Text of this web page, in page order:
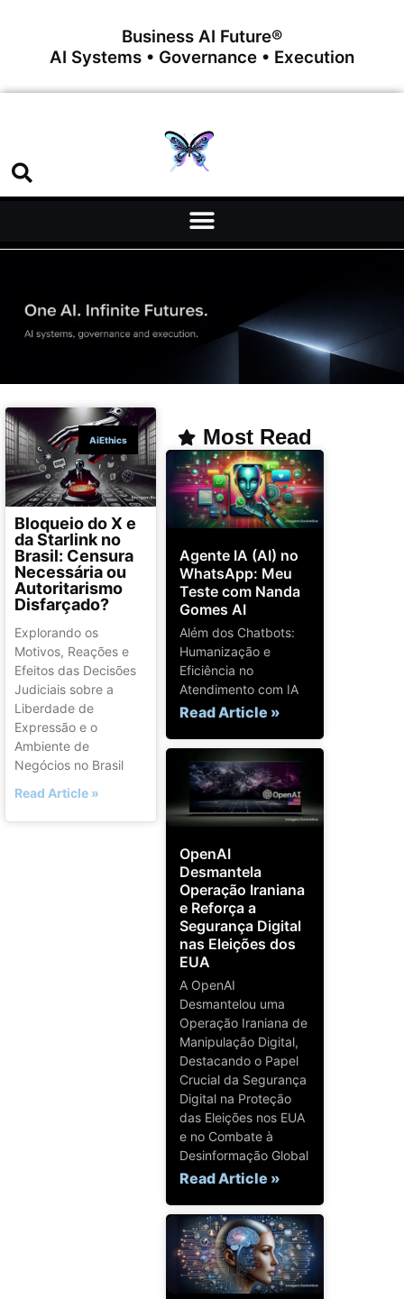
Business AI Future®
AI Systems • Governance • Execution
AiEthics
Bloqueio do X e
da Starlink no
Brasil: Censura
Necessária ou
Autoritarismo
Disfarçado?
Explorando os
Motivos, Reações e
Efeitos das Decisões
Judiciais sobre a
Liberdade de
Expressão e o
Ambiente de
Negócios no Brasil
Read Article »
Most Read
Agente IA (AI) no
WhatsApp: Meu
Teste com Nanda
Gomes AI
Além dos Chatbots:
Humanização e
Eficiência no
Atendimento com IA
Read Article »
OpenAI
Desmantela
Operação Iraniana
e Reforça a
Segurança Digital
nas Eleições dos
EUA
A OpenAI
Desmantelou uma
Operação Iraniana de
Manipulação Digital,
Destacando o Papel
Crucial da Segurança
Digital na Proteção
das Eleições nos EUA
e no Combate à
Desinformação Global
Read Article »